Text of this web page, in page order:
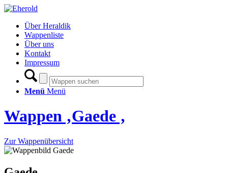
Über Heraldik
Wappenliste
Über uns
Kontakt
Impressum
Menü Menü
Wappen ‚Gaede ‚
Zur Wappenübersicht